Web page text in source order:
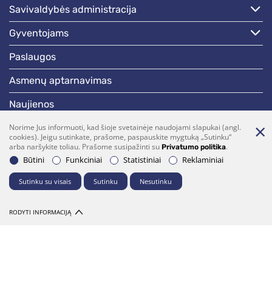
savivaldybės administracija
gyventojams
paslaugos
asmenų aptarnavimas
naujienos
skelbimai
darbotvarkės
Bendraukime
Norime Jus informuoti, kad šioje svetainėje naudojami slapukai (angl.
cookies). Jeigu sutinkate, prašome, paspauskite mygtuką „Sutinku“
arba naršykite toliau. Prašome susipažinti su Privatumo politika.
Būtini
Funkciniai Statistiniai Reklaminiai
Sutinku su visais Sutinku Nesutinku
RODYTI INFORMACIJĄ